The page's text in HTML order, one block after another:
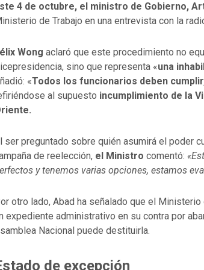
4 de octubre, el ministro de Gobierno,
de Trabajo en una entrevista con la
Wong aclaró que este procedimiento no
sino que representa «una
«Todos los funcionarios deben
al supuesto incumplimiento de la
ser preguntado sobre quién asumirá el poder
de reelección, el Ministro comentó:
y tenemos varias opciones, estamos
otro lado, Abad ha señalado que el
expediente administrativo en su contra por
Nacional puede destituirla.
de excepción